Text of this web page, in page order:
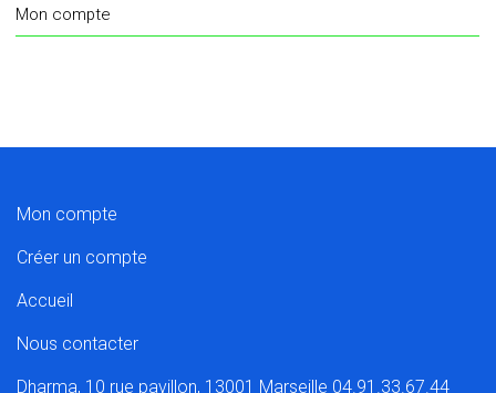
Mon compte
Mon compte
Créer un compte
Accueil
Nous contacter
Dharma, 10 rue pavillon, 13001 Marseille 04.91.33.67.44